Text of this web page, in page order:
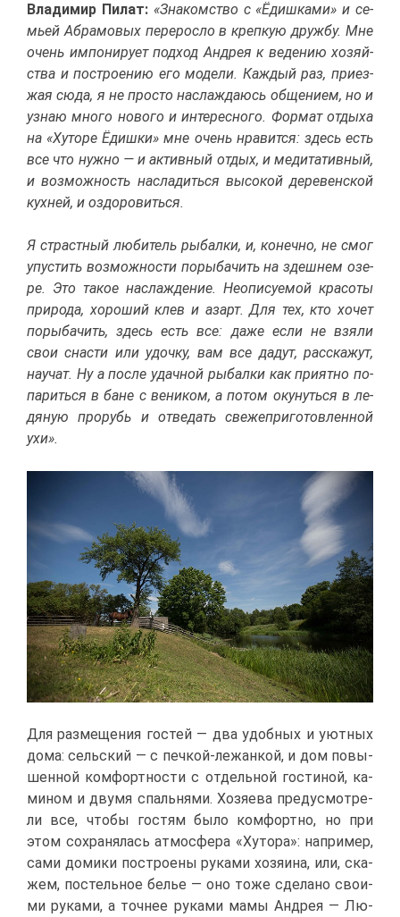
Вла­ди­мир Пи­лат: «Зна­ком­ство с «Ёдиш­ка­ми» и се­
мьей Аб­ра­мо­вых пе­ре­рос­ло в креп­кую друж­бу. Мне
очень им­по­ни­ру­ет под­ход Ан­дрея к ве­де­нию хо­зяй­
ства и по­стро­е­нию его мо­де­ли. Каж­дый раз, при­ез­
жая сю­да, я не про­сто на­сла­жда­юсь об­ще­ни­ем, но и
узнаю мно­го но­во­го и ин­те­рес­но­го. Фор­мат от­ды­ха
на «Ху­то­ре Ёдиш­ки» мне очень нра­вит­ся: здесь есть
все что нуж­но — и ак­тив­ный от­дых, и ме­ди­та­тив­ный,
и воз­мож­ность на­сла­дить­ся вы­со­кой де­ре­вен­ской
кух­ней, и оздо­ро­вить­ся.
Я страст­ный лю­би­тель ры­бал­ки, и, ко­неч­но, не смог
упу­стить воз­мож­но­сти по­ры­ба­чить на здеш­нем озе­
ре. Это та­кое на­сла­жде­ние. Неопи­су­е­мой кра­со­ты
при­ро­да, хо­ро­ший клев и азарт. Для тех, кто хо­чет
по­ры­ба­чить, здесь есть все: да­же ес­ли не взя­ли
свои сна­сти или удоч­ку, вам все да­дут, рас­ска­жут,
на­учат. Ну а по­сле удач­ной ры­бал­ки как при­ят­но по­
па­рить­ся в бане с ве­ни­ком, а по­том оку­нуть­ся в ле­
дя­ную про­рубь и от­ве­дать све­же­при­го­тов­лен­ной
ухи».
Для раз­ме­ще­ния го­стей — два удоб­ных и уют­ных
до­ма: сель­ский — с печ­кой-ле­жан­кой, и дом по­вы­
шен­ной ком­форт­но­сти с от­дель­ной го­сти­ной, ка­
ми­ном и дву­мя спаль­ня­ми. Хо­зя­е­ва преду­смот­ре­
ли все, что­бы го­стям бы­ло ком­форт­но, но при
этом со­хра­ня­лась ат­мо­сфе­ра «Ху­то­ра»: на­при­мер,
са­ми до­ми­ки по­стро­е­ны ру­ка­ми хо­зя­и­на, или, ска­
жем, по­стель­ное бе­лье — оно то­же сде­ла­но сво­и­
ми ру­ка­ми, а точ­нее ру­ка­ми ма­мы Ан­дрея — Лю­